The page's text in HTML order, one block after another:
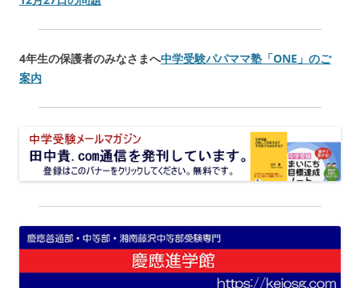
4年生の保護者のみなさまへ中学受験パパママ塾「ONE 」のご
案内